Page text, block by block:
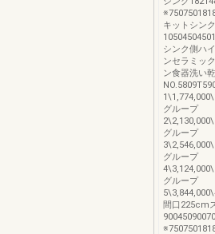
キットシンク
シンク側ハ
ンセラミッ
ン食器洗い
グループ
グループ
グループ
グループ
間口225cm